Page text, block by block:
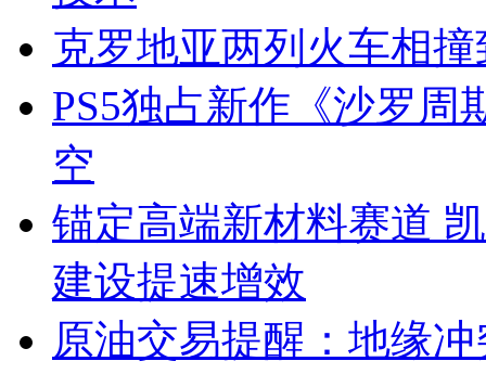
克罗地亚两列火车相
PS5独占新作《沙罗周
空
锚定高端新材料赛道
建设提速增效
原油交易提醒：地缘